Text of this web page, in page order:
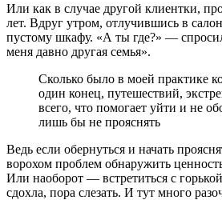
Или как в случае другой клиентки,
лет. Вдруг утром, отлучившись в
пустому шкафу. «А ты где?» —
меня давно другая семья».
Сколько было в моей практике
один конец, путешествий,
всего, что помогает уйти и не
лишь бы не прояснять
Ведь если обернуться и начать
ворохом проблем обнаружить
Или наоборот — встретиться с
сдохла, пора слезать. И тут много